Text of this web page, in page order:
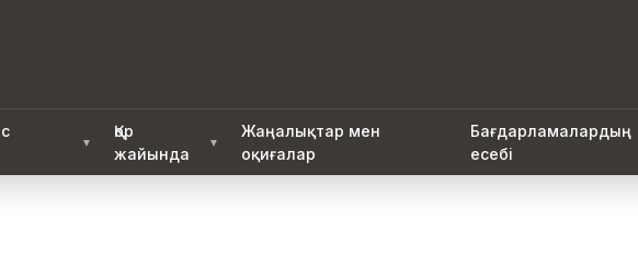
▼
Қор
жайында
▼
Жаңалықтар мен
оқиғалар
Бағдарламалардың
есебі